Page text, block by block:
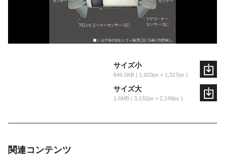
サイズ小
646.5KB 1,920px × 1,317px
サイズ大
1.6MB 3,132px × 2,149px
関連コンテンツ